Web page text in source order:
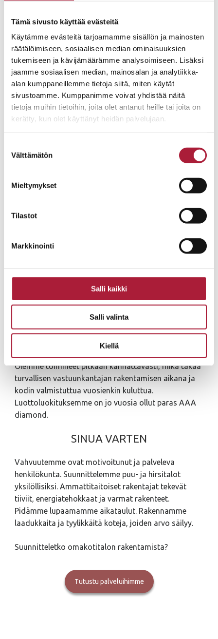
Tämä sivusto käyttää evästeitä
Käytämme evästeitä tarjoamamme sisällön ja mainosten
räätälöimiseen, sosiaalisen median ominaisuuksien
tukemiseen ja kävijämäärämme analysoimiseen. Lisäksi
jaamme sosiaalisen median, mainosalan ja analytiikka-
alan kumppaneillemme tietoja siitä, miten käytät
sivustoamme. Kumppanimme voivat yhdistää näitä
tietoja muihin tietoihin, joita olet antanut heille tai joita on
kerätty, kun olet käyttänyt heidän palvelujaan.
valinta
Välttämätön
Mieltymykset
Tilastot
Markkinointi
Salli kaikki
Salli valinta
Kiellä
167.0m²
Se on v. 1993 perustettu perheyritys. Rakennamme
laadukkaat ja yksilölliset kodit käytännölliseen
arkeen ja iloiseen juhlaan pääkaupunkiseudulla,
Pirkanmaalla ja Oulun seudulla.
Olemme toimineet pitkään kannattavasti, mikä takaa
turvallisen vastuunkantajan rakentamisen aikana ja
kodin valmistuttua vuosienkin kuluttua.
Luottoluokituksemme on jo vuosia ollut paras AAA
diamond.
SINUA VARTEN
Vahvuutemme ovat motivoitunut ja palveleva
henkilökunta. Suunnittelemme puu- ja hirsitalot
yksilöllisiksi. Ammattitaitoiset rakentajat tekevät
tiiviit, energiatehokkaat ja varmat rakenteet.
Pidämme lupaamamme aikataulut. Rakennamme
laadukkaita ja tyylikkäitä koteja, joiden arvo säilyy.
Suunnitteletko omakotitalon rakentamista?
Tutustu palveluihimme